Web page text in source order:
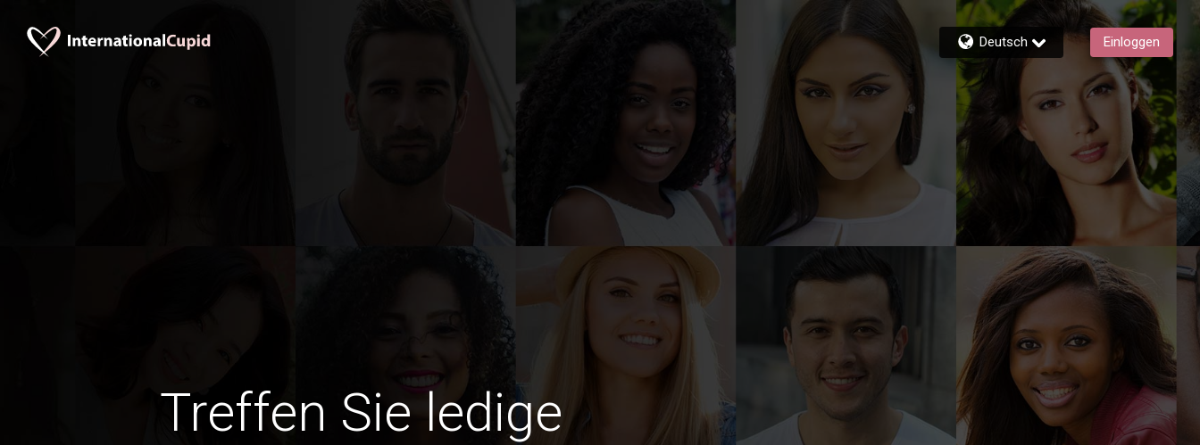
Deutsch Einloggen
Treffen Sie ledige